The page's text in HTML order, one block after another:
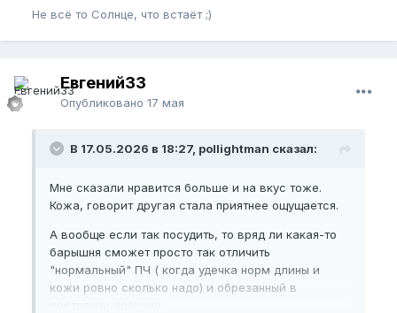
Не всё то Солнце, что встаёт ;)
Евгений33
Опубликовано 17 мая
В 17.05.2026 в 18:27, pollightman сказал:
Мне сказали нравится больше и на вкус тоже.
Кожа, говорит другая стала приятнее ощущается.
А вообще если так посудить, то вряд ли какая-то
барышня сможет просто так отличить
"нормальный" ПЧ ( когда удечка норм длины и
кожи ровно сколько надо) и обрезанный в